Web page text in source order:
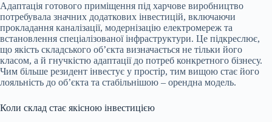
Адаптація готового приміщення під харчове виробництво
потребувала значних додаткових інвестицій, включаючи
прокладання каналізації, модернізацію електромереж та
встановлення спеціалізованої інфраструктури. Це підкреслює,
що якість складського об’єкта визначається не тільки його
класом, а й гнучкістю адаптації до потреб конкретного бізнесу.
Чим більше резидент інвестує у простір, тим вищою стає його
лояльність до об’єкта та стабільнішою – орендна модель.
Коли склад стає якісною інвестицією